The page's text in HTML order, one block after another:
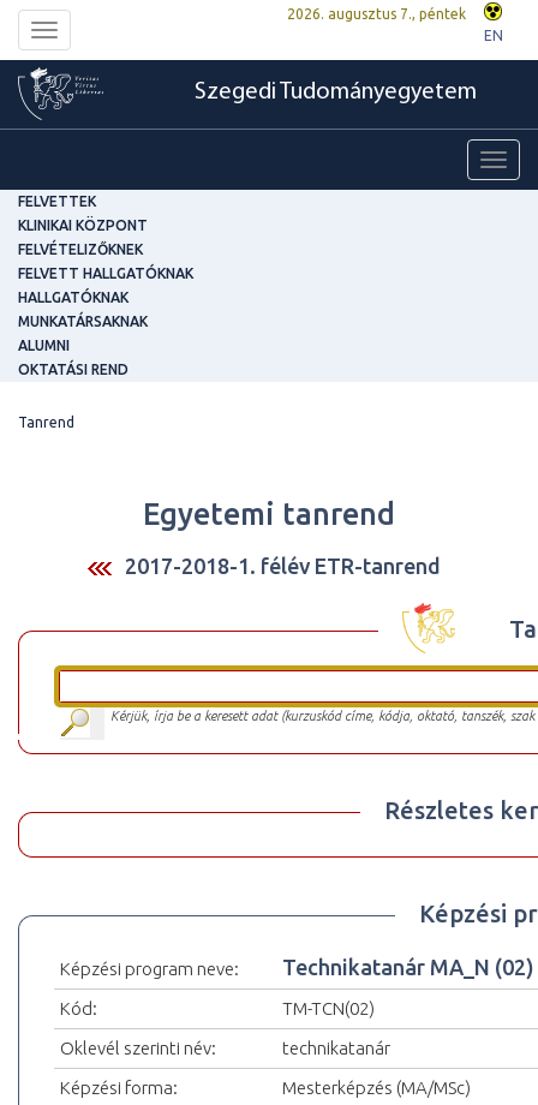
Toggle
navigation
2026. augusztus 7., péntek
EN
Szegedi Tudományegyetem
FELVETTEK
KLINIKAI KÖZPONT
FELVÉTELIZŐKNEK
FELVETT HALLGATÓKNAK
HALLGATÓKNAK
MUNKATÁRSAKNAK
ALUMNI
OKTATÁSI REND
Tanrend
Egyetemi tanrend
2017-2018-1. félév ETR-tanrend
Kérjük, írja be a keresett adat (kurzuskód címe, kódja, oktató, tanszék,
Részletes
Képzési
Képzési program neve: Technikatanár MA_N (02)
Kód:
TM-TCN(02)
Oklevél szerinti név:
technikatanár
Képzési forma:
Mesterképzés (MA/MSc)